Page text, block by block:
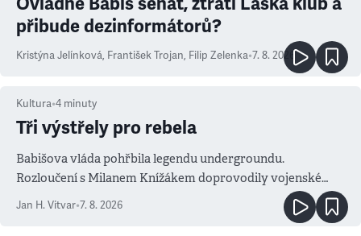
přibude dezinformátorů?
Kristýna Jelínková, František Trojan, Filip Zelenka•7. 8. 2026
Kultura•4 minuty
Tři výstřely pro rebela
Babišova vláda pohřbila legendu undergroundu.
Rozloučení s Milanem Knížákem doprovodily vojenské
salvy i kritika pokrokářů
Jan H. Vitvar•7. 8. 2026